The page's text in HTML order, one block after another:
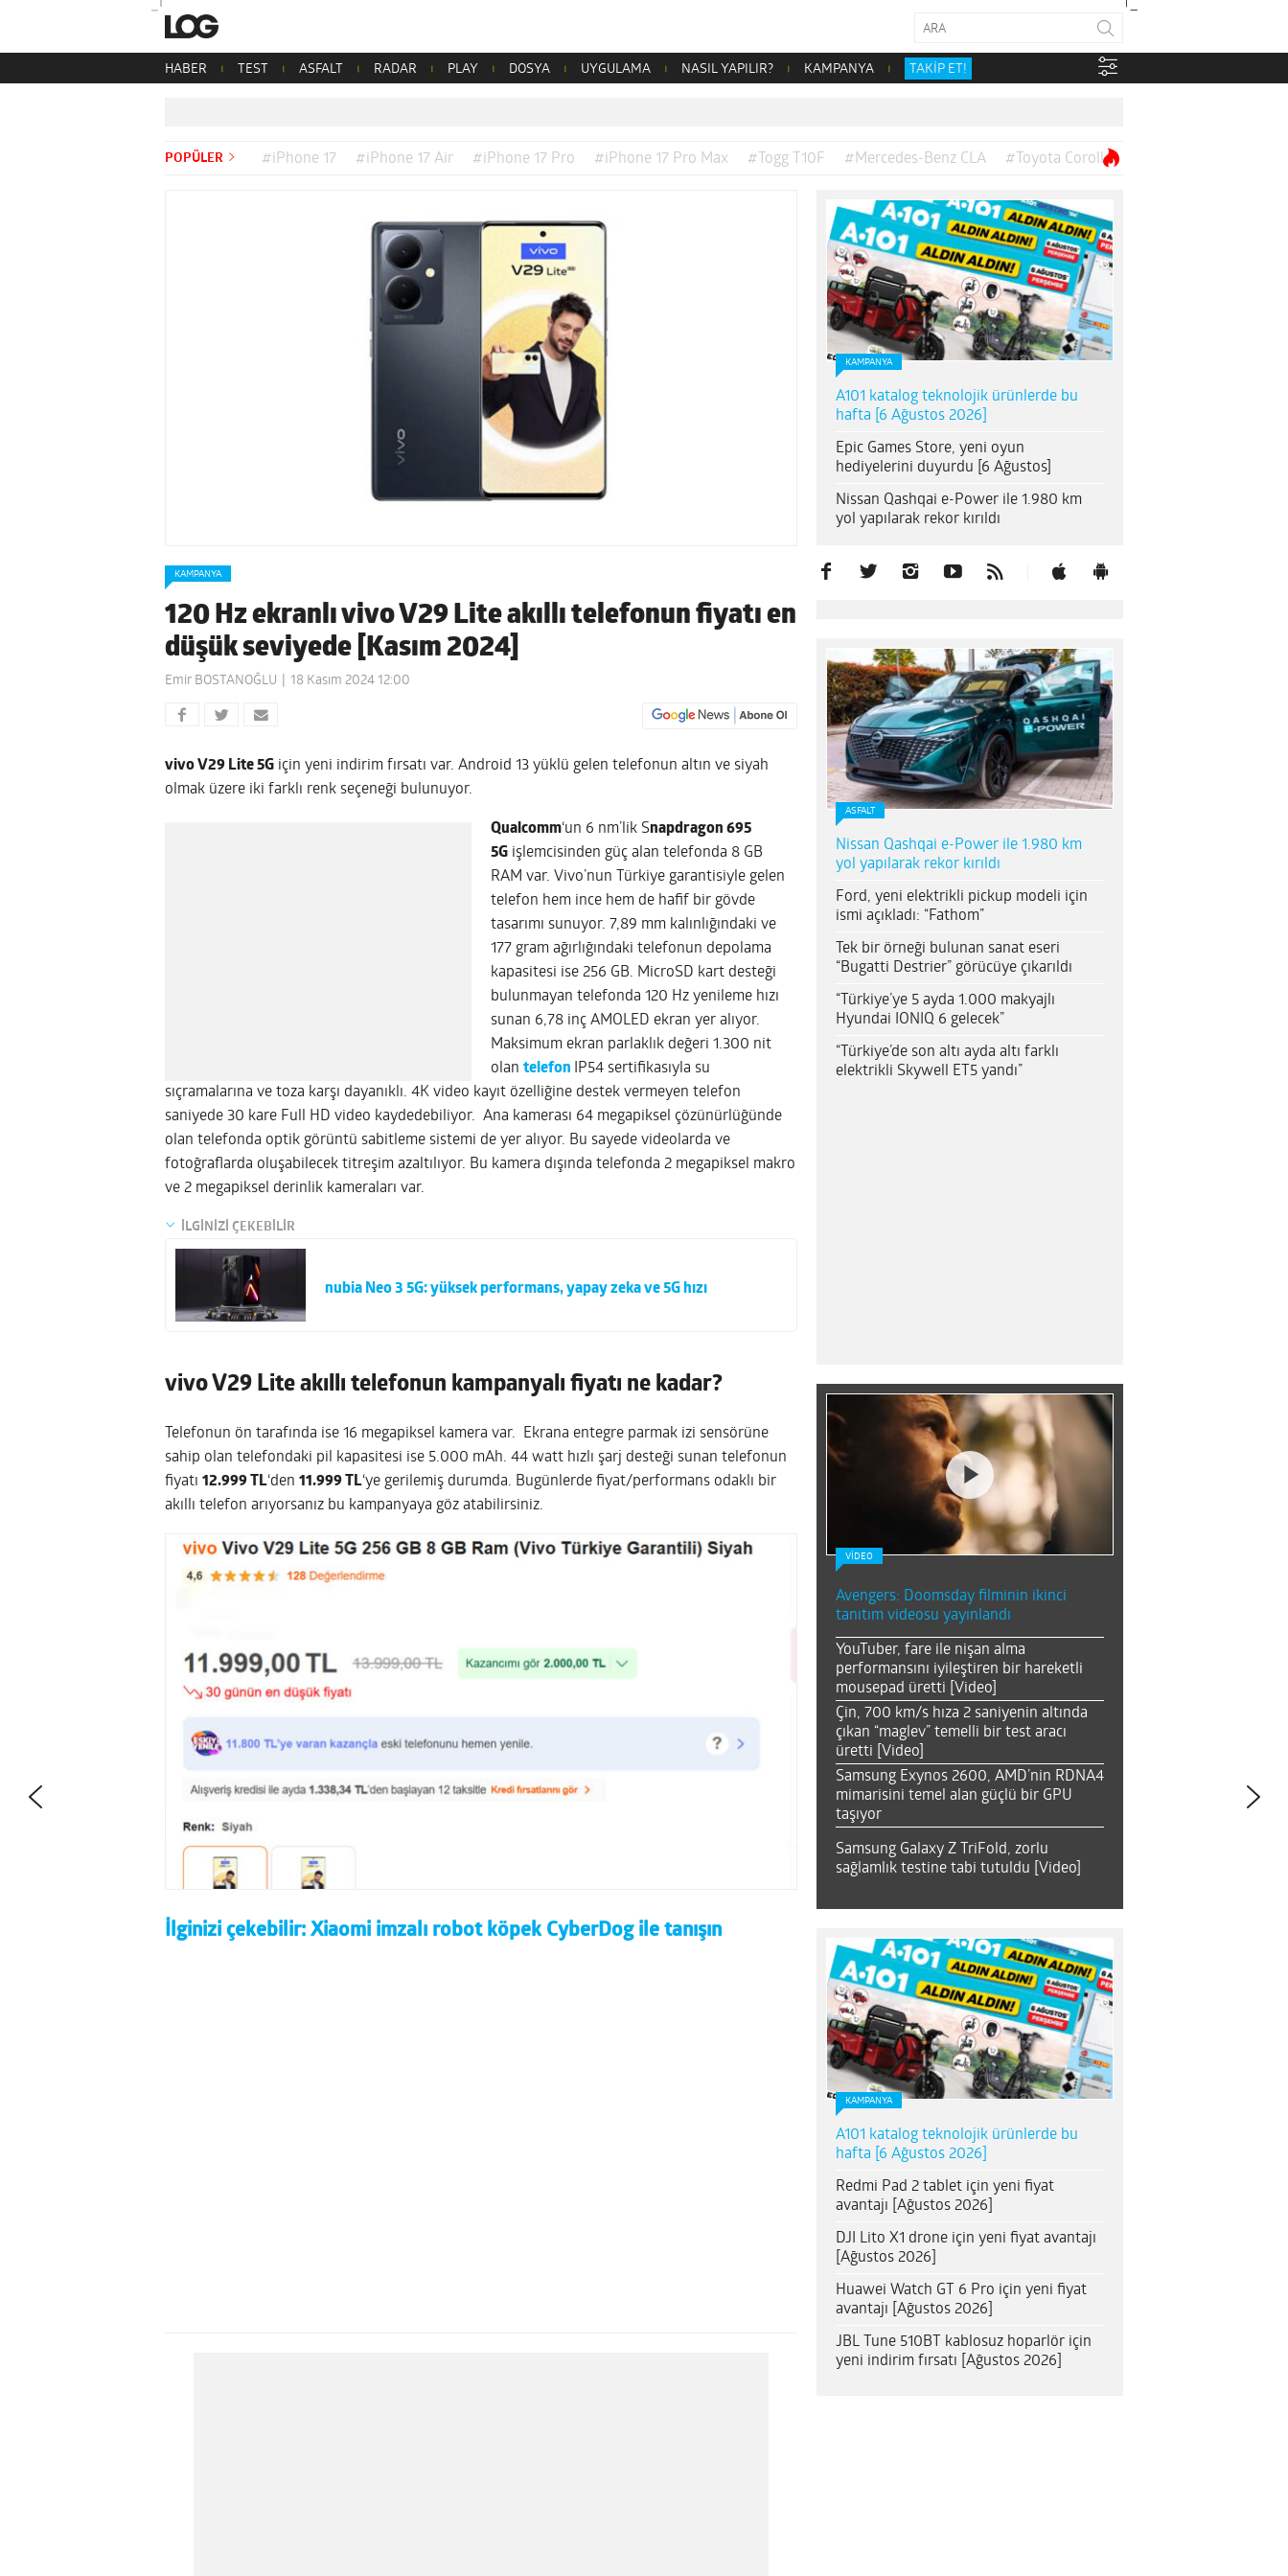
HABER TEST ASFALT RADAR PLAY DOSYA UYGULAMA NASIL YAPILIR? KAMPANYA TAKİP ET!
POPÜLER #iPhone 17 #iPhone 17 Air #iPhone 17 Pro #iPhone 17 Pro Max #Togg T10F #Mercedes-Benz CLA #Toyota Corolla
KAMPANYA
120 Hz ekranlı vivo V29 Lite akıllı telefonun fiyatı en
düşük seviyede [Kasım 2024]
Emir BOSTANOĞLU 18 Kasım 2024 12:00
vivo V29 Lite 5G için yeni indirim fırsatı var. Android 13 yüklü gelen telefonun altın ve siyah
olmak üzere iki farklı renk seçeneği bulunuyor.
Qualcomm‘un 6 nm’lik Snapdragon 695
5G işlemcisinden güç alan telefonda 8 GB
RAM var. Vivo’nun Türkiye garantisiyle gelen
telefon hem ince hem de hafif bir gövde
tasarımı sunuyor. 7,89 mm kalınlığındaki ve
177 gram ağırlığındaki telefonun depolama
kapasitesi ise 256 GB. MicroSD kart desteği
bulunmayan telefonda 120 Hz yenileme hızı
sunan 6,78 inç AMOLED ekran yer alıyor.
Maksimum ekran parlaklık değeri 1.300 nit
olan telefon
IP54 sertifikasıyla su
sıçramalarına ve toza karşı dayanıklı. 4K video kayıt özelliğine destek vermeyen telefon
saniyede 30 kare Full HD video kaydedebiliyor. Ana kamerası 64 megapiksel çözünürlüğünde
olan telefonda optik görüntü sabitleme sistemi de yer alıyor. Bu sayede videolarda ve
fotoğraflarda oluşabilecek titreşim azaltılıyor. Bu kamera dışında telefonda 2 megapiksel makro
ve 2 megapiksel derinlik kameraları var.
İLGİNİZİ ÇEKEBİLİR
nubia Neo 3 5G: yüksek performans, yapay zeka ve 5G hızı
vivo V29 Lite akıllı telefonun kampanyalı fiyatı ne kadar?
Telefonun ön tarafında ise 16 megapiksel kamera var. Ekrana entegre parmak izi sensörüne
sahip olan telefondaki pil kapasitesi ise 5.000 mAh. 44 watt hızlı şarj desteği sunan telefonun
fiyatı 12.999 TL‘den 11.999 TL‘ye gerilemiş durumda. Bugünlerde fiyat/performans odaklı bir
akıllı telefon arıyorsanız bu kampanyaya göz atabilirsiniz.
İlginizi çekebilir: Xiaomi imzalı robot köpek CyberDog ile tanışın
KAMPANYA
A101 katalog teknolojik ürünlerde bu
hafta [6 Ağustos 2026]
Epic Games Store, yeni oyun
hediyelerini duyurdu [6 Ağustos]
Nissan Qashqai e-Power ile 1.980 km
yol yapılarak rekor kırıldı
ASFALT
Nissan Qashqai e-Power ile 1.980 km
yol yapılarak rekor kırıldı
Ford, yeni elektrikli pickup modeli için
ismi açıkladı: “Fathom”
Tek bir örneği bulunan sanat eseri
“Bugatti Destrier” görücüye çıkarıldı
“Türkiye’ye 5 ayda 1.000 makyajlı
Hyundai IONIQ 6 gelecek”
“Türkiye’de son altı ayda altı farklı
elektrikli Skywell ET5 yandı”
VİDEO
Avengers: Doomsday filminin ikinci
tanıtım videosu yayınlandı
YouTuber, fare ile nişan alma
performansını iyileştiren bir hareketli
mousepad üretti [Video]
Çin, 700 km/s hıza 2 saniyenin altında
çıkan “maglev” temelli bir test aracı
üretti [Video]
Samsung Exynos 2600, AMD’nin RDNA4
mimarisini temel alan güçlü bir GPU
taşıyor
Samsung Galaxy Z TriFold, zorlu
sağlamlık testine tabi tutuldu [Video]
KAMPANYA
A101 katalog teknolojik ürünlerde bu
hafta [6 Ağustos 2026]
Redmi Pad 2 tablet için yeni fiyat
avantajı [Ağustos 2026]
DJI Lito X1 drone için yeni fiyat avantajı
[Ağustos 2026]
Huawei Watch GT 6 Pro için yeni fiyat
avantajı [Ağustos 2026]
JBL Tune 510BT kablosuz hoparlör için
yeni indirim fırsatı [Ağustos 2026]